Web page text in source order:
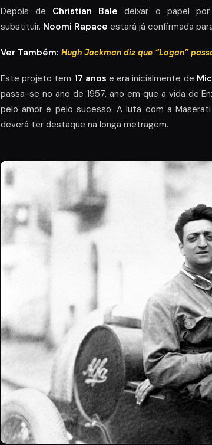
Depois de Christian Bale deixar o papel
substituir. Noomi Rapace estará já confirmada
Ver Também: Hugh Jackman diz que “Logan”
Este projeto tem 17 anos e era inicialmente de
passa-se no ano de 1957, ano em que a vida de
pelo amor e pelo sucesso. A luta com a
deverá ter destaque na longa metragem.